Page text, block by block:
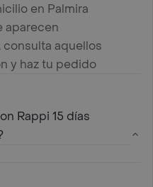
en Palmira
aparecen
aquellos
y haz tu pedido
Rappi 15 días